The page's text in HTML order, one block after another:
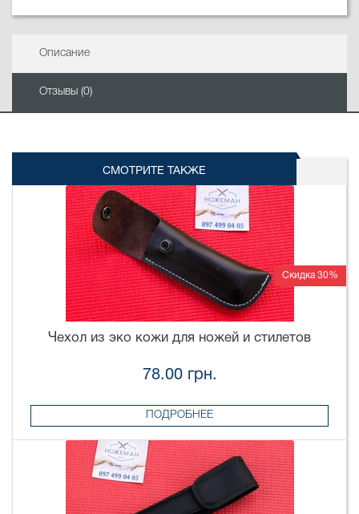
Описание
Отзывы (0)
СМОТРИТЕ ТАКЖЕ
Скидка 30%
Чехол из эко кожи для ножей и стилетов
78.00 грн.
ПОДРОБНЕЕ